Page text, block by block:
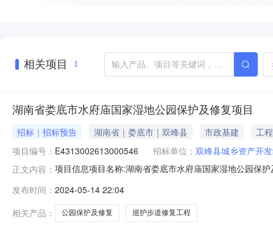
相关项目 1
湖南省娄底市水府庙国家湿地公园保护及修复项目
招标｜招标预告 湖南省｜娄底市｜双峰县 市政基建
工程
项目编号： E4313002613000546 招标单位： 双峰县城乡资产开
正文内容： 项目信息项目名称:湖南省娄底市水府庙国家湿地公园保
工程项目业主名称:双峰县城乡资产开发经营有限责任公
发布时间： 2024-05-14 22:04
相关产品：
公园保护及修复 巡护步道修复工程